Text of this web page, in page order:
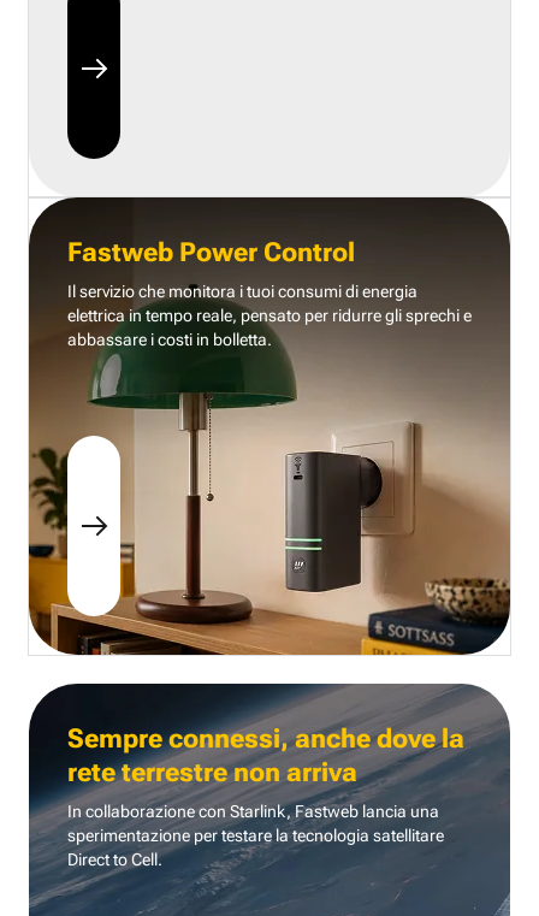
Fastweb Power Control
Il servizio che monitora i tuoi consumi di energia
elettrica in tempo reale, pensato per ridurre gli sprechi e
abbassare i costi in bolletta.
Sempre connessi, anche dove la
rete terrestre non arriva
In collaborazione con Starlink, Fastweb lancia una
sperimentazione per testare la tecnologia satellitare
Direct to Cell.